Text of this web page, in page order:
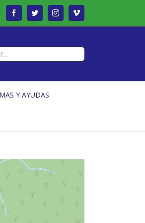
FacebookTwitterInstagramVimeo
Y AYUDAS